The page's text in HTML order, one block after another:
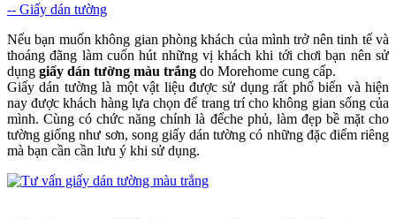
-- Giấy dán tường
Nếu bạn muốn không gian phòng khách của mình trở nên tinh tế và
thoáng đãng làm cuốn hút những vị khách khi tới chơi bạn nên sử
dụng giấy dán tường màu trắng do Morehome cung cấp.
Giấy dán tường là một vật liệu được sử dụng rất phổ biến và hiện
nay được khách hàng lựa chọn để trang trí cho không gian sống của
mình. Cùng có chức năng chính là đểche phủ, làm đẹp bề mặt cho
tường giống như sơn, song giấy dán tường có những đặc điểm riêng
mà bạn cần cần lưu ý khi sử dụng.